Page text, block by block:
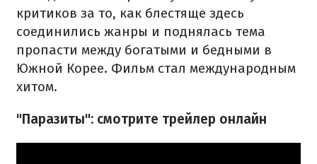
критиков за то, как блестяще здесь
соединились жанры и поднялась тема
пропасти между богатыми и бедными в
Южной Корее. Фильм стал международным
хитом.
"Паразиты": смотрите трейлер онлайн